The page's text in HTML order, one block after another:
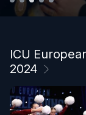
ICU
2024